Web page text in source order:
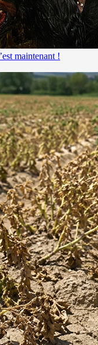
maintenant !